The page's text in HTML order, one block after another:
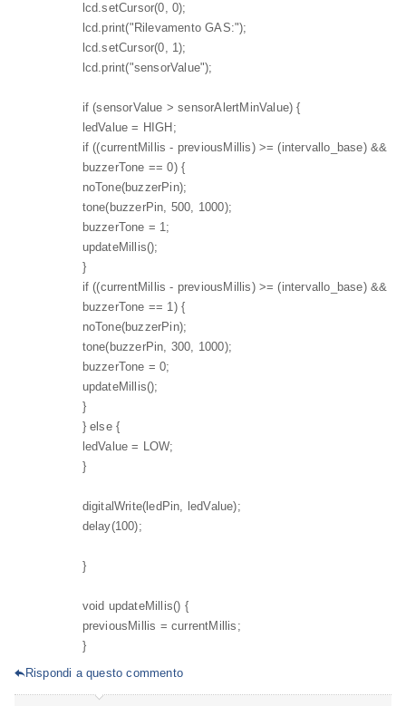
lcd.setCursor(0, 0);
lcd.print("Rilevamento GAS:");
lcd.setCursor(0, 1);
lcd.print("sensorValue");
if (sensorValue > sensorAlertMinValue) {
ledValue = HIGH;
if ((currentMillis - previousMillis) >= (intervallo_base) &&
buzzerTone == 0) {
noTone(buzzerPin);
tone(buzzerPin, 500, 1000);
buzzerTone = 1;
updateMillis();
}
if ((currentMillis - previousMillis) >= (intervallo_base) &&
buzzerTone == 1) {
noTone(buzzerPin);
tone(buzzerPin, 300, 1000);
buzzerTone = 0;
updateMillis();
}
} else {
ledValue = LOW;
}
digitalWrite(ledPin, ledValue);
delay(100);
}
void updateMillis() {
previousMillis = currentMillis;
}
Rispondi a questo commento